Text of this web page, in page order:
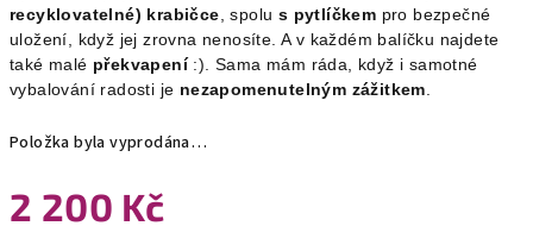
recyklovatelné) krabičce , spolu s pytlíčkem pro bezpečné
uložení, když jej zrovna nenosíte. A v každém balíčku najdete
také malé překvapení:). Sama mám ráda, když i samotné
vybalování radosti je nezapomenutelným zážitkem
Položka byla vyprodána…
2 200 Kč